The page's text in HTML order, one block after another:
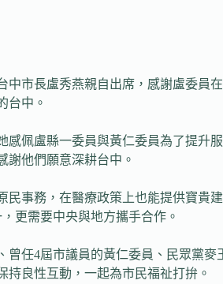
市長盧秀燕親自出席，感謝盧委員
台中。
佩盧縣一委員與黃仁委員為了提升
謝他們願意深耕台中。
事務，在醫療政策上也能提供寶
更需要中央與地方攜手合作。
任4屆市議員的黃仁委員、民眾黨
良性互動，一起為市民福祉打拚。